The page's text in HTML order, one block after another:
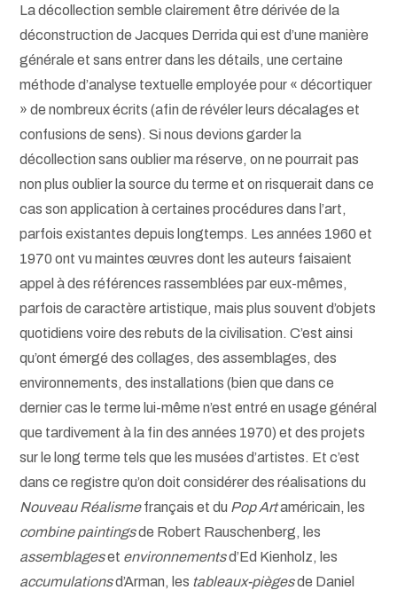
La décollection semble clairement être dérivée de la
déconstruction de Jacques Derrida qui est d’une manière
générale et sans entrer dans les détails, une certaine
méthode d’analyse textuelle employée pour « décortiquer
» de nombreux écrits (afin de révéler leurs décalages et
confusions de sens). Si nous devions garder la
décollection sans oublier ma réserve, on ne pourrait pas
non plus oublier la source du terme et on risquerait dans ce
cas son application à certaines procédures dans l’art,
parfois existantes depuis longtemps. Les années 1960 et
1970 ont vu maintes œuvres dont les auteurs faisaient
appel à des références rassemblées par eux-mêmes,
parfois de caractère artistique, mais plus souvent d’objets
quotidiens voire des rebuts de la civilisation. C’est ainsi
qu’ont émergé des collages, des assemblages, des
environnements, des installations (bien que dans ce
dernier cas le terme lui-même n’est entré en usage général
que tardivement à la fin des années 1970) et des projets
sur le long terme tels que les musées d’artistes. Et c’est
dans ce registre qu’on doit considérer des réalisations du
Nouveau Réalismefrançais et du Pop Artaméricain, les
combine paintingsde Robert Rauschenberg, les
assemblageset environnementsd’Ed Kienholz, les
accumulationsd’Arman, les tableaux-piègesde Daniel